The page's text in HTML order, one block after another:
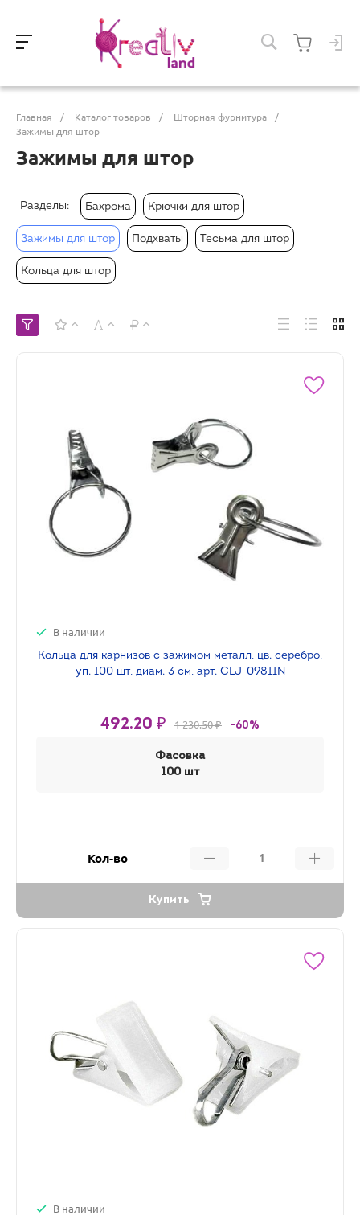
Главная / Каталог товаров / Шторная фурнитура
/
Зажимы для штор
Зажимы для штор
Разделы: Бахрома Крючки для штор
Зажимы для штор Подхваты Тесьма для штор
Кольца для штор
В наличии
Кольца для карнизов с зажимом металл, цв. серебро,
уп. 100 шт, диам. 3 см, арт. CLJ-09811N
492.20 ₽ 1 230.50 ₽ -60%
Фасовка
100 шт
Кол-во
Купить
В наличии